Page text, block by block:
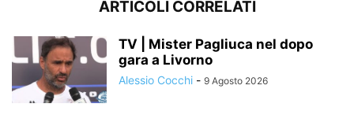
ARTICOLI CORRELATI
TV | Mister Pagliuca nel dopo
gara a Livorno
Alessio Cocchi - 9 Agosto 2026